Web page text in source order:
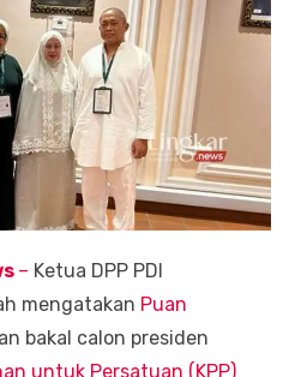
– Ketua DPP PDI
mengatakan Puan
bakal calon presiden
untuk Persatuan (KPP)